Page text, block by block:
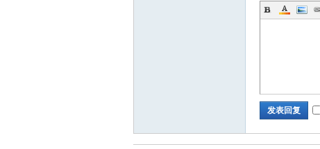
发表回复